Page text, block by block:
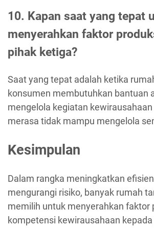
10. Kapan saat yang tepat
menyerahkan faktor
pihak ketiga?
Saat yang tepat adalah ketika
konsumen membutuhkan bantuan
mengelola kegiatan
merasa tidak mampu mengelola
Kesimpulan
Dalam rangka meningkatkan
mengurangi risiko, banyak rumah
memilih untuk menyerahkan faktor
kompetensi kewirausahaan